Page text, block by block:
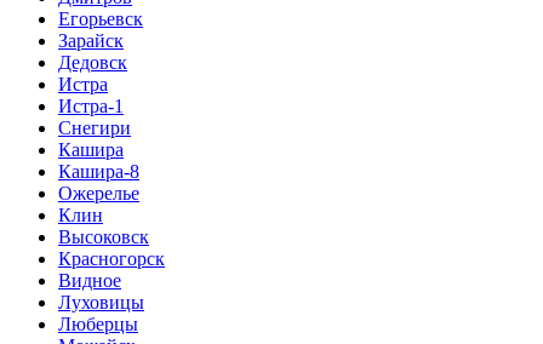
Егорьевск
Зарайск
Дедовск
Истра
Истра-1
Снегири
Кашира
Кашира-8
Ожерелье
Клин
Высоковск
Красногорск
Видное
Луховицы
Люберцы